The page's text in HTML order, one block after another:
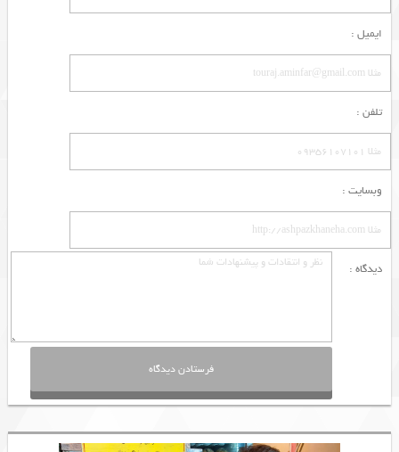
ایمیل :
تلفن :
وبسایت :
دیدگاه :